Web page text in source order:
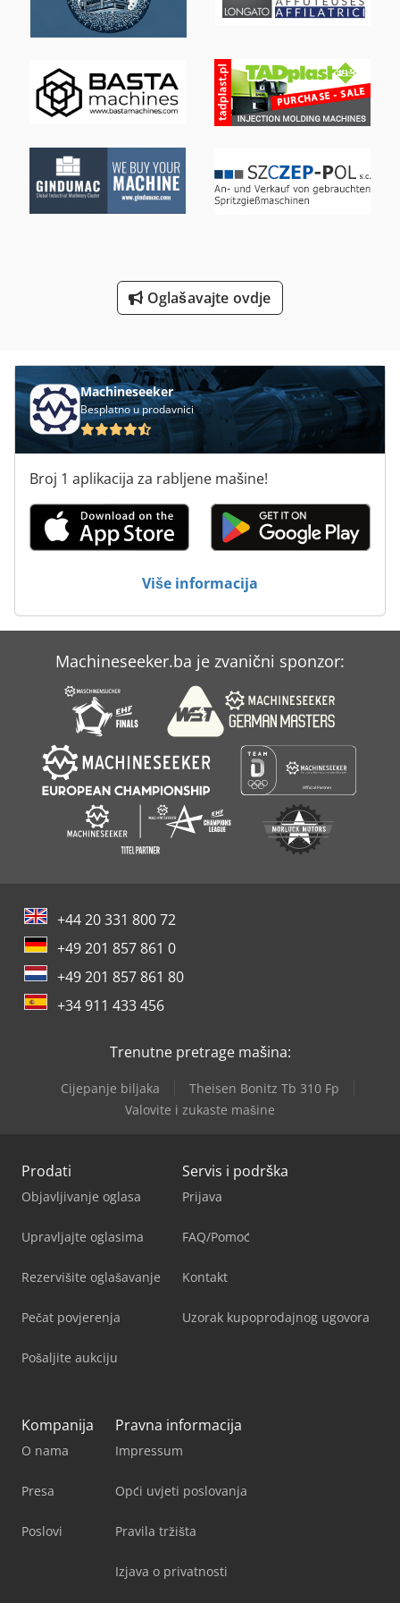
Sve Komentare O Automatsko
Za Automatsko Varenje
Za Pohranu
Za Razvijanje Filma
Za Varenje Plastike
Oglašavajte ovdje
Machineseeker
Besplatno u prodavnici
Broj 1 aplikacija za rabljene mašine!
Više informacija
Machineseeker.ba je zvanični sponzor:
+44 20 331 800 72
+49 201 857 861 0
+49 201 857 861 80
+34 911 433 456
Trenutne pretrage mašina:
Cijepanje biljaka
Theisen Bonitz Tb 310 Fp
Valovite i zukaste mašine
Prodati
Objavljivanje oglasa
Upravljajte oglasima
Rezervišite oglašavanje
Pečat povjerenja
Pošaljite aukciju
Servis i podrška
Prijava
FAQ/Pomoć
Kontakt
Uzorak kupoprodajnog ugovora
Kompanija
O nama
Presa
Poslovi
Pravna informacija
Impressum
Opći uvjeti poslovanja
Pravila tržišta
Izjava o privatnosti